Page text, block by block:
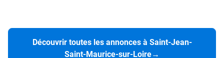
Découvrir toutes les annonces à Saint-Jean-
Saint-Maurice-sur-Loire→